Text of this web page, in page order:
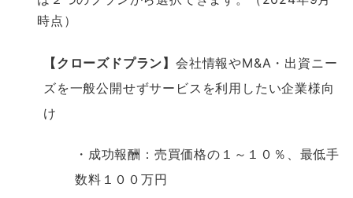
時点）
【クローズドプラン】 会社情報やM&A・出資ニー
ズを一般公開せずサービスを利用したい企業様向
け
・成功報酬：売買価格の１～１０％、最低手
数料１００万円